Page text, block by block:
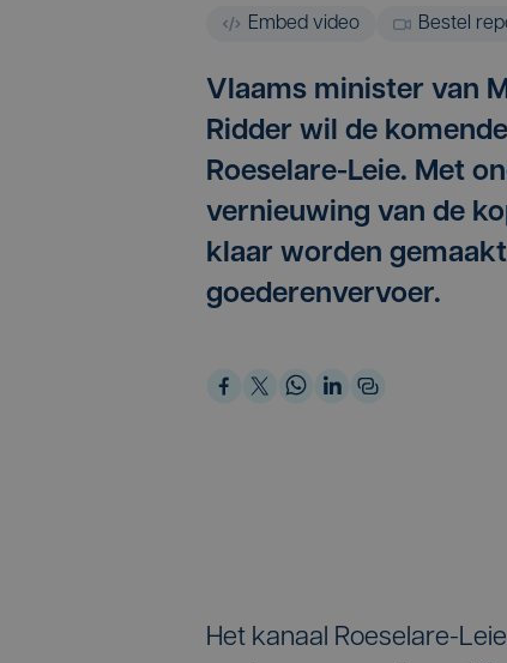
Embed video Bestel
Vlaams minister van
Ridder wil de
Roeselare-Leie. Met
vernieuwing van de
klaar worden
goederenvervoer.
Het kanaal Roeselare-